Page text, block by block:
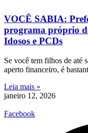
VOCÊ SABIA:
programa próprio
Idosos e PCDs
Se você tem filhos de até
aperto financeiro, é
Leia mais »
janeiro 12, 2026
Facebook